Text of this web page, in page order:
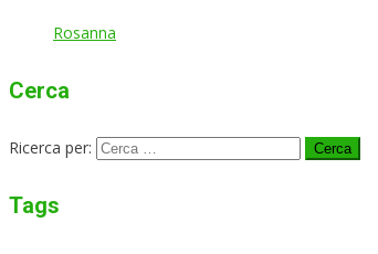
Rosanna
Cerca
Ricerca per:
Tags